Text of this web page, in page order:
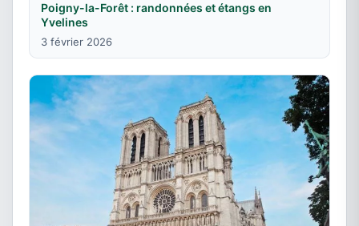
Poigny-la-Forêt : randonnées et étangs en
Yvelines
3 février 2026